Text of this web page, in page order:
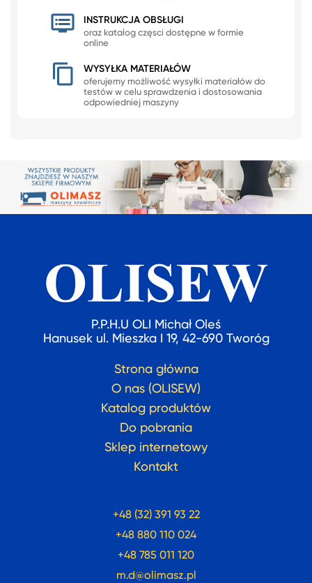
INSTRUKCJA OBSŁUGI
oraz katalog częsci dostępne w formie
online
WYSYŁKA MATERIAŁÓW
oferujemy możliwość wysyłki materiałów do
testów w celu sprawdzenia i dostosowania
odpowiedniej maszyny
P.P.H.U OLI Michał Oleś
Hanusek ul. Mieszka I 19, 42-690 Tworóg
Strona główna
O nas (OLISEW)
Katalog produktów
Do pobrania
Sklep internetowy
Kontakt
+48 (32) 391 93 22
+48 880 110 024
+48 785 011 120
m.d@olimasz.pl